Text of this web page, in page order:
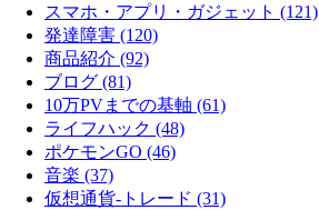
スマホ・アプリ・ガジェット (121)
発達障害 (120)
商品紹介 (92)
ブログ (81)
10万PVまでの基軸 (61)
ライフハック (48)
ポケモンGO (46)
音楽 (37)
仮想通貨-トレード (31)